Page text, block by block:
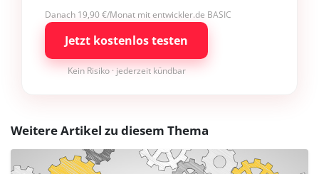
Danach 19,90 €/Monat mit entwickler.de BASIC
Jetzt kostenlos testen
Kein Risiko · jederzeit kündbar
Weitere Artikel zu diesem Thema